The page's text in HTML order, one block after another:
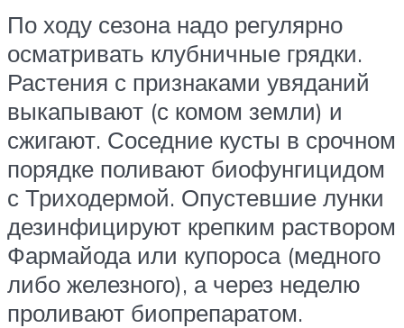
По ходу сезона надо регулярно
осматривать клубничные грядки.
Растения с признаками увяданий
выкапывают (с комом земли) и
сжигают. Соседние кусты в срочном
порядке поливают биофунгицидом
с Триходермой. Опустевшие лунки
дезинфицируют крепким раствором
Фармайода или купороса (медного
либо железного), а через неделю
проливают биопрепаратом.